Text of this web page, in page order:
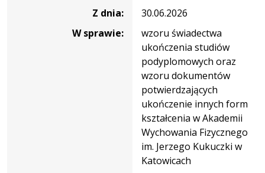
Z dnia:
30.06.2026
W sprawie:
wzoru świadectwa
ukończenia studiów
podyplomowych oraz
wzoru dokumentów
potwierdzających
ukończenie innych form
kształcenia w Akademii
Wychowania Fizycznego
im. Jerzego Kukuczki w
Katowicach